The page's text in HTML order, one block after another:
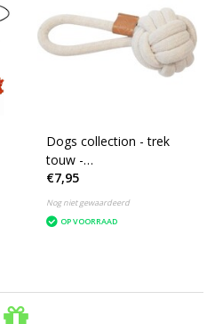
Dogs collection - trek
touw -
hondenspeelgoed - 33
cm
€7,95
Nog niet gewaardeerd
OP VOORRAAD